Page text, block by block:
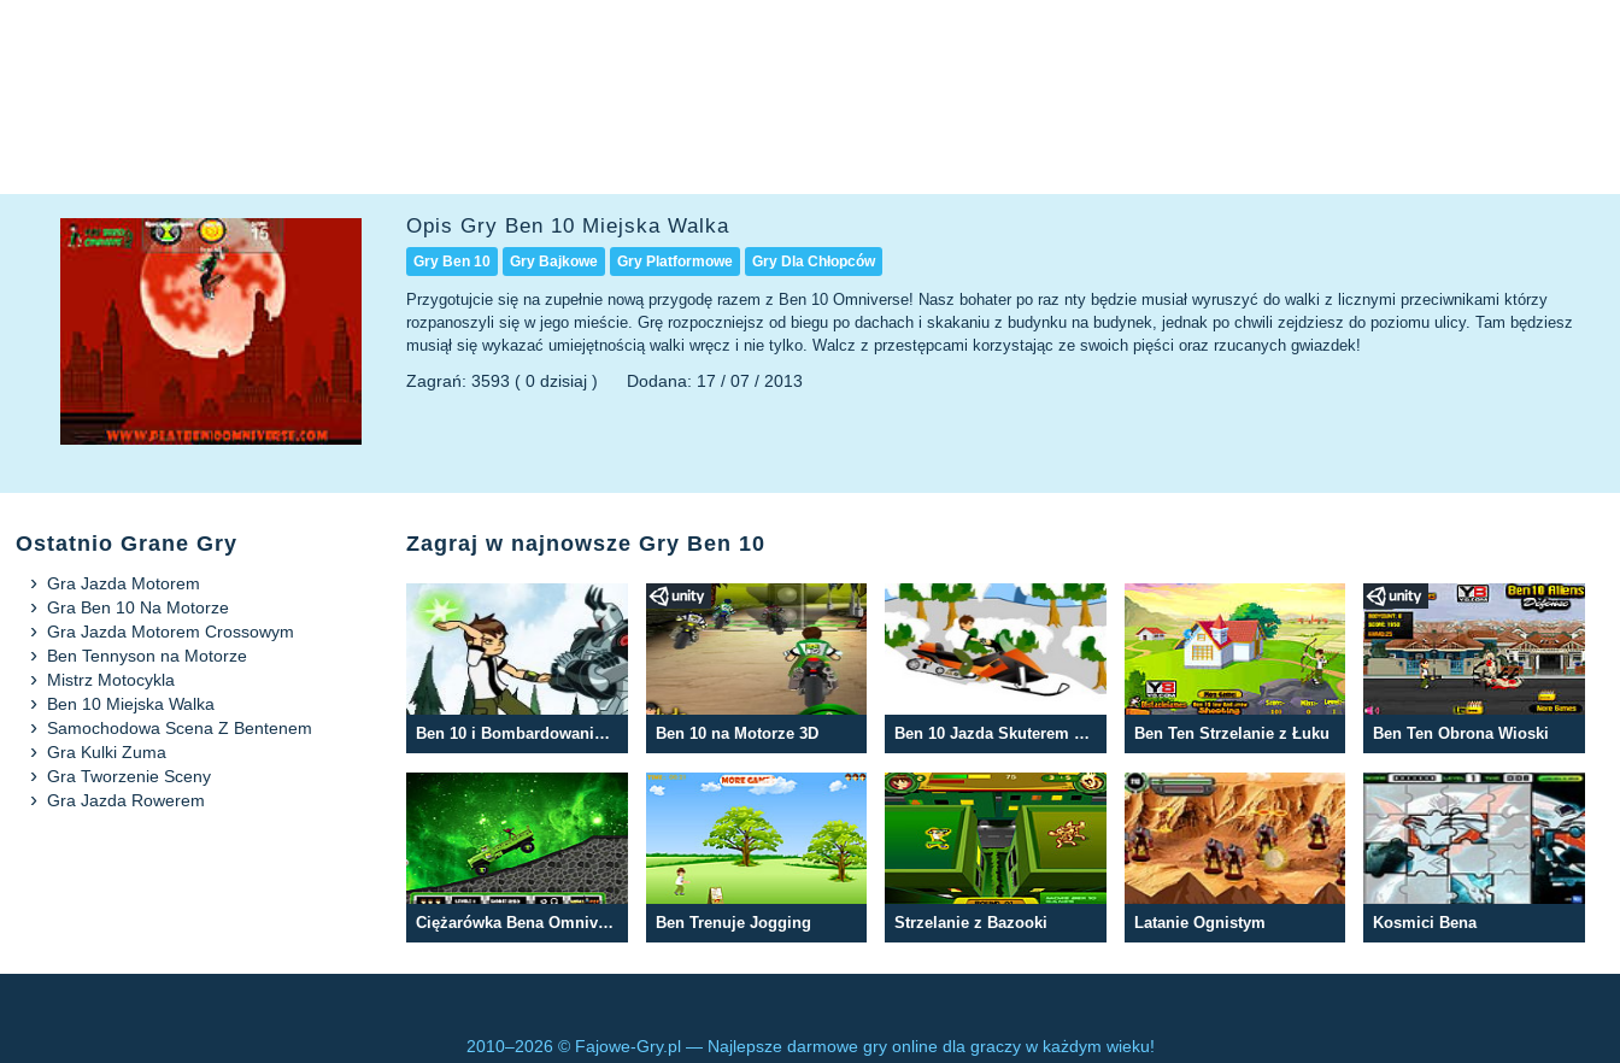
Opis Gry Ben 10 Miejska Walka
Gry Ben 10 Gry Bajkowe Gry Platformowe Gry Dla Chłopców
Przygotujcie się na zupełnie nową przygodę razem z Ben 10 Omniverse! Nasz bohater po raz nty będzie musiał wyruszyć do walki z licznymi przeciwnikami którzy
rozpanoszyli się w jego mieście. Grę rozpoczniejsz od biegu po dachach i skakaniu z budynku na budynek, jednak po chwili zejdziesz do poziomu ulicy. Tam będziesz
musiął się wykazać umiejętnością walki wręcz i nie tylko. Walcz z przestępcami korzystając ze swoich pięści oraz rzucanych gwiazdek!
Zagrań: 3593 ( 0 dzisiaj ) Dodana: 17 / 07 / 2013
Ostatnio Grane Gry
Gra Jazda Motorem
Gra Ben 10 Na Motorze
Gra Jazda Motorem Crossowym
Ben Tennyson na Motorze
Mistrz Motocykla
Ben 10 Miejska Walka
Samochodowa Scena Z Bentenem
Gra Kulki Zuma
Gra Tworzenie Sceny
Gra Jazda Rowerem
Zagraj w najnowsze Gry Ben 10
Ben 10 i Bombardowanie Kosmitów Ben 10 na Motorze 3D Ben 10 Jazda Skuterem Śnieżnym Ben Ten Strzelanie z Łuku Ben Ten Obrona Wioski
Ciężarówka Bena Omniverse Ben Trenuje Jogging Strzelanie z Bazooki Latanie Ognistym Kosmici Bena
2010–2026 © Fajowe-Gry.pl — Najlepsze darmowe gry online dla graczy w każdym wieku!